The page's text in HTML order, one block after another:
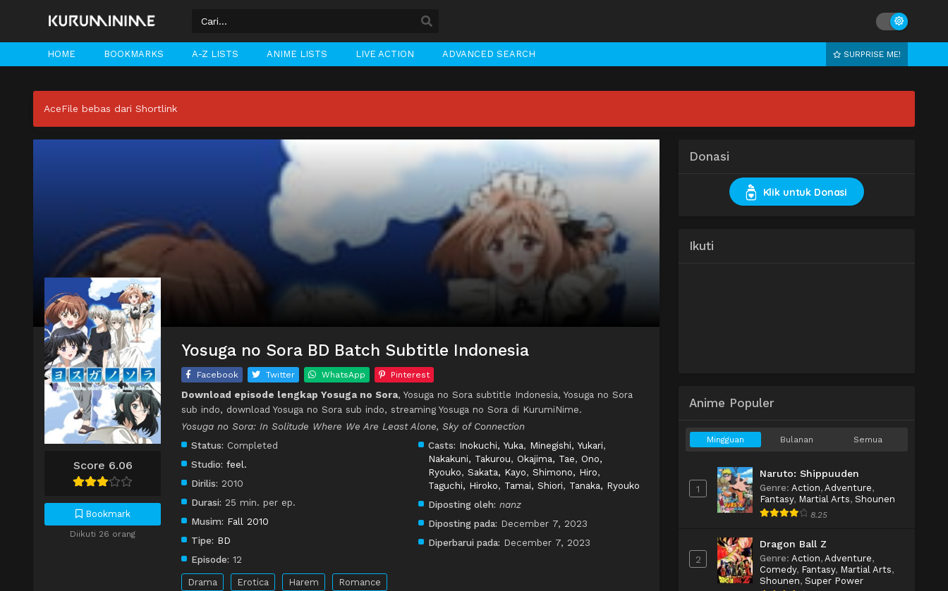
HOME BOOKMARKS A-Z LISTS ANIME LISTS LIVE ACTION ADVANCED SEARCH SURPRISE ME!
AceFile bebas dari Shortlink
Score 6.06
Bookmark
Diikuti 26 orang
Yosuga no Sora BD Batch Subtitle Indonesia
Facebook Twitter WhatsApp Pinterest
Download episode lengkap Yosuga no Sora, Yosuga no Sora subtitle Indonesia, Yosuga no Sora
sub indo, download Yosuga no Sora sub indo, streaming Yosuga no Sora di KurumiNime.
Yosuga no Sora: In Solitude Where We Are Least Alone, Sky of Connection
Status: Completed
Studio: feel.
Dirilis: 2010
Durasi: 25 min. per ep.
Musim: Fall 2010
Tipe: BD
Episode: 12
Casts: Inokuchi, Yuka, Minegishi, Yukari,
Nakakuni, Takurou, Okajima, Tae, Ono,
Ryouko, Sakata, Kayo, Shimono, Hiro,
Taguchi, Hiroko, Tamai, Shiori, Tanaka, Ryouko
Diposting oleh: nanz
Diposting pada: December 7, 2023
Diperbarui pada: December 7, 2023
Drama Erotica Harem Romance
Donasi
Klik untuk Donasi
Ikuti
Anime Populer
Mingguan Bulanan Semua
1
Naruto: Shippuuden
Genre: Action, Adventure,
Fantasy, Martial Arts, Shounen
8.25
2
Dragon Ball Z
Genre: Action, Adventure,
Comedy, Fantasy, Martial Arts,
Shounen, Super Power